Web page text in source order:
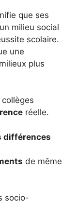
que ses
milieu social
scolaire.
une
plus
réelle.
différences
de même
socio-